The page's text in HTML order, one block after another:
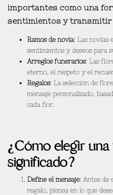
importantes como una
sentimientos y transmitir
Ramos de novia: Las novias
sentimientos y deseos para
Arreglos funerarios: Las
eterno, el respeto y el
Regalos: La selección de
mensaje personalizado,
cada flor.
¿Cómo elegir
significado?
Define el mensaje: Antes de
regalo, piensa en lo que